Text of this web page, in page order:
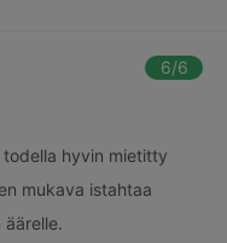
6/6
todella hyvin mietitty
mukava istahtaa